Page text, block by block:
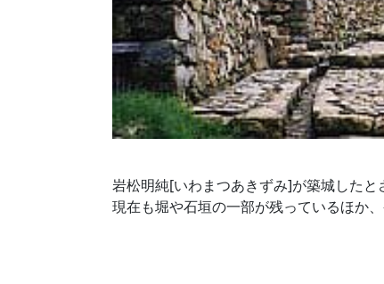
岩松明純[いわまつあきずみ]が築城したと
現在も堀や石垣の一部が残っているほか